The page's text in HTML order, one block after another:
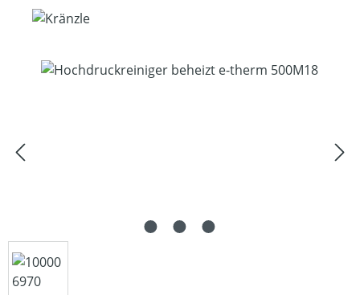
Bildergalerie überspringen